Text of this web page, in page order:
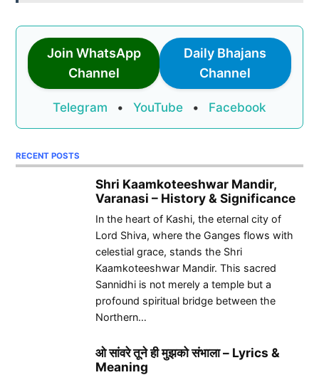
Join WhatsApp
Channel
Daily Bhajans
Channel
Telegram • YouTube • Facebook
RECENT POSTS
Shri Kaamkoteeshwar Mandir,
Varanasi – History & Significance
In the heart of Kashi, the eternal city of
Lord Shiva, where the Ganges flows with
celestial grace, stands the Shri
Kaamkoteeshwar Mandir. This sacred
Sannidhi is not merely a temple but a
profound spiritual bridge between the
Northern…
ओ सांवरे तूने ही मुझको संभाला – Lyrics &
Meaning